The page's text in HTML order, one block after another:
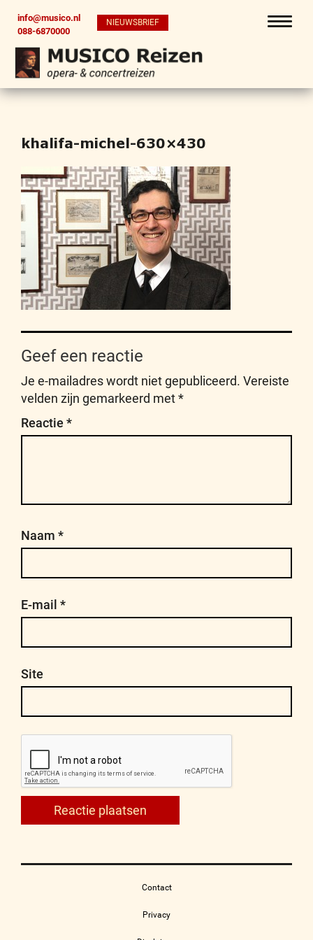
info@musico.nl
088-6870000
NIEUWSBRIEF
khalifa-michel-630×430
Geef een reactie
Je e-mailadres wordt niet gepubliceerd. Vereiste
velden zijn gemarkeerd met*
Reactie *
Naam *
E-mail *
Site
Contact
Privacy